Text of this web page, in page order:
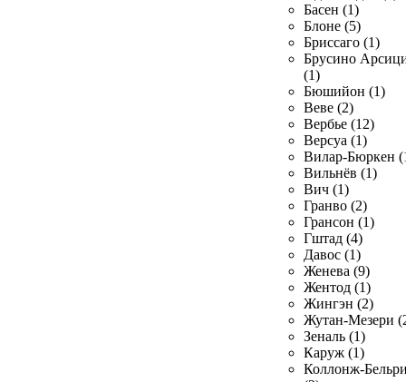
Басен (1)
Блоне (5)
Бриссаго (1)
Брусино
(1)
Бюшийон (1)
Веве (2)
Вербье (12)
Версуа (1)
Вилар-Бюркен
Вильнёв (1)
Вич (1)
Гранво (2)
Грансон (1)
Гштад (4)
Давос (1)
Женева (9)
Жентод (1)
Жингэн (2)
Жутан-Мезери
Зеналь (1)
Каруж (1)
Коллонж-